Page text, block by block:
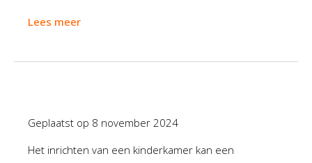
Lees meer
Geplaatst op 8 november 2024
Het inrichten van een kinderkamer kan een